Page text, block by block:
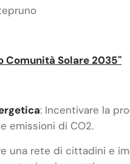
Comunità Solare 2035"
: Incentivare la
emissioni di CO2.
una rete di cittadini e